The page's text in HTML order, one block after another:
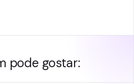
pode gostar: